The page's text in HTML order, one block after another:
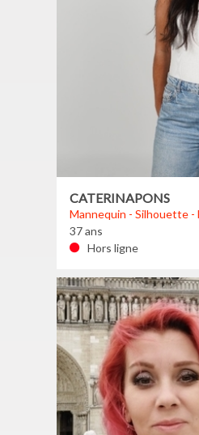
CATERINAPONS
Mannequin - Silhouette -
37 ans
Hors ligne